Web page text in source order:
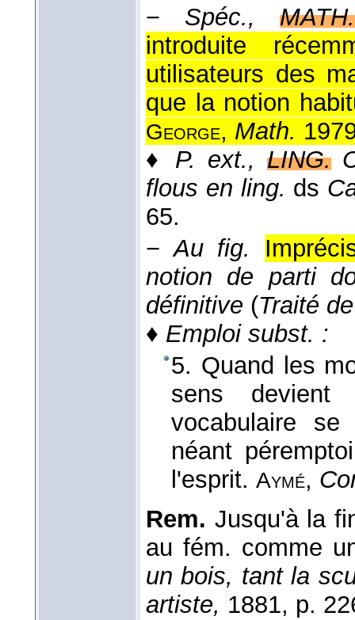
− Spéc.,
MATH.
introduite
utilisateurs des
que la notion
George, Math.
♦ P. ext., LING.
flous en ling. ds
65.
−Au fig.
notion de parti
définitive (Traité
♦ Emploi subst. :
5. Quand les
sens
vocabulaire
néant
l'esprit. Aymé,
Rem. Jusqu'à la
au fém. comme
un bois, tant la
artiste, 1881, p.